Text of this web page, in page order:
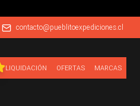
contacto@pueblitoexpediciones.cl
LIQUIDACIÓN OFERTAS MARCAS